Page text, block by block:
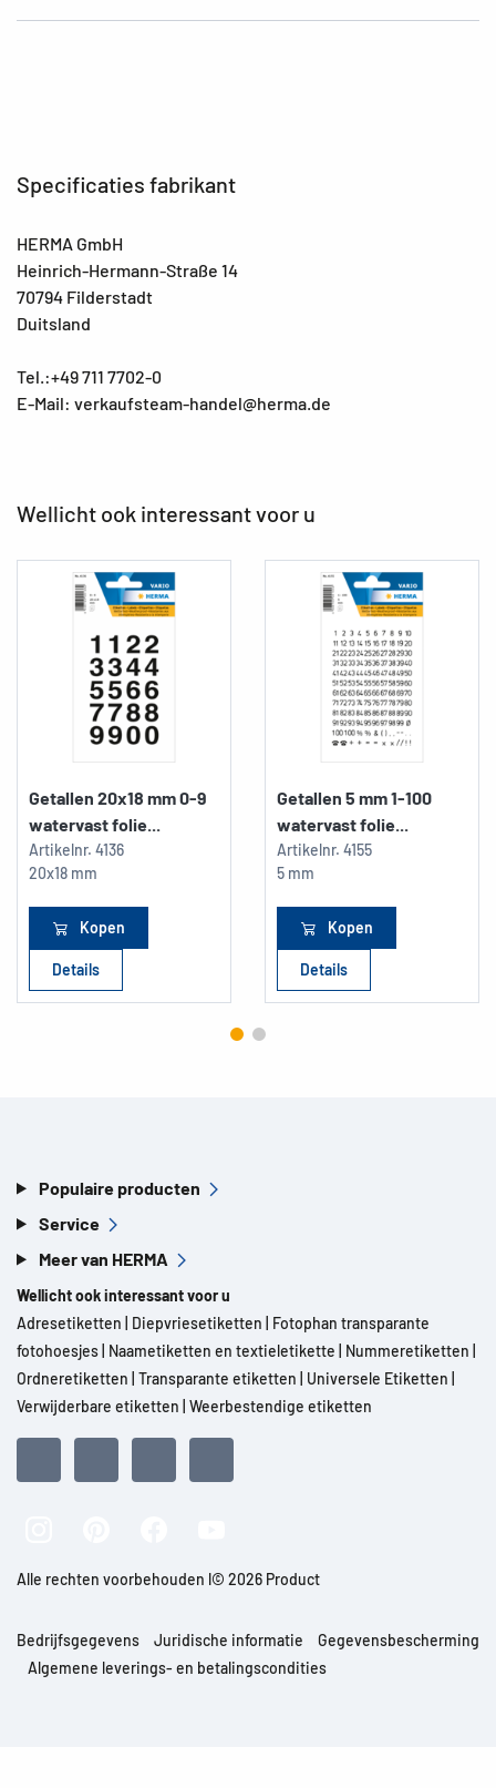
Specificaties fabrikant
HERMA GmbH
Heinrich-Hermann-Straße 14
70794 Filderstadt
Duitsland
Tel.:+49 711 7702-0
E-Mail: verkaufsteam-handel@herma.de
Wellicht ook interessant voor u
Getallen 20x18 mm 0-9
watervast folie...
Artikelnr. 4136
20x18 mm
Kopen
Details
Getallen 5 mm 1-100
watervast folie...
Artikelnr. 4155
5 mm
Kopen
Details
Populaire producten
Service
Meer van HERMA
Wellicht ook interessant voor u
Adresetiketten
Diepvriesetiketten
Fotophan transparante
fotohoesjes Naametiketten en textieletikette Nummeretiketten
Ordneretiketten Transparante etiketten Universele Etiketten
Verwijderbare etiketten Weerbestendige etiketten
Alle rechten voorbehouden l© 2026 Product
Bedrijfsgegevens Juridische informatie
Gegevensbescherming
Algemene leverings- en betalingscondities